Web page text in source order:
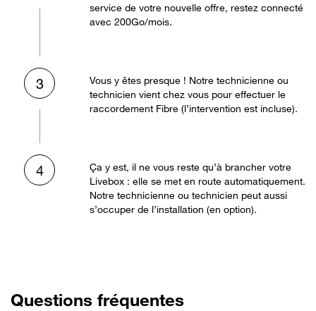
service de votre nouvelle offre, restez connecté
avec 200Go/mois.
3
Vous y êtes presque ! Notre technicienne ou
technicien vient chez vous pour effectuer le
raccordement Fibre (l’intervention est incluse).
4
Ça y est, il ne vous reste qu’à brancher votre
Livebox : elle se met en route automatiquement.
Notre technicienne ou technicien peut aussi
s’occuper de l’installation (en option).
Questions fréquentes